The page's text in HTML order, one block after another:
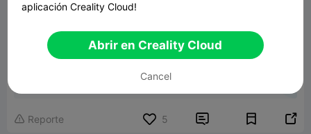
Modelo 3D relacionado
 Reporte 5  
aplicación Creality Cloud!
Abrir en Creality Cloud
Cancel